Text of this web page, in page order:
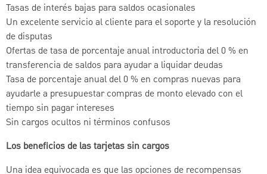
Tasas de interés bajas para saldos ocasionales
Un excelente servicio al cliente para el soporte y la resolución
de disputas
Ofertas de tasa de porcentaje anual introductoria del 0 % en
transferencia de saldos para ayudar a liquidar deudas
Tasa de porcentaje anual del 0 % en compras nuevas para
ayudarle a presupuestar compras de monto elevado con el
tiempo sin pagar intereses
Sin cargos ocultos ni términos confusos
Los beneficios de las tarjetas sin cargos
Una idea equivocada es que las opciones de recompensas